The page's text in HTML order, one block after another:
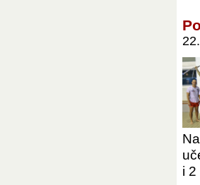
i 2